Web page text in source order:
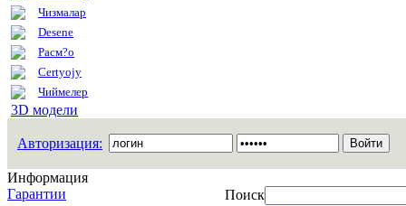
Чизмалар
Desene
Расм?о
Certyojy
Чиймелер
3D модели
Авторизация:
Информация
Гарантии
Поиск